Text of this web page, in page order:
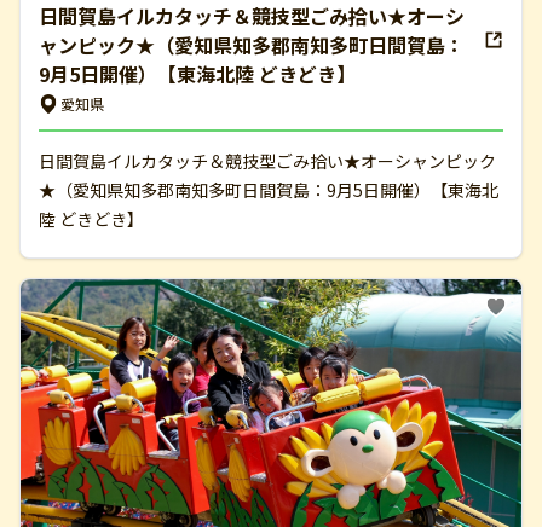
日間賀島イルカタッチ＆競技型ごみ拾い★オーシ
ャンピック★（愛知県知多郡南知多町日間賀島：
9月5日開催）【東海北陸 どきどき】
愛知県
日間賀島イルカタッチ＆競技型ごみ拾い★オーシャンピック
★（愛知県知多郡南知多町日間賀島：9月5日開催）【東海北
陸 どきどき】